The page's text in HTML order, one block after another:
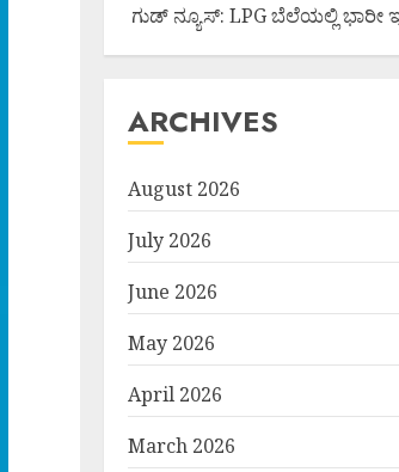
ಗುಡ್ ನ್ಯೂಸ್: LPG ಬೆಲೆಯಲ್ಲಿ ಭಾರೀ
ARCHIVES
August 2026
July 2026
June 2026
May 2026
April 2026
March 2026